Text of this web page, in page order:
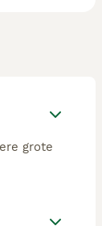
grote